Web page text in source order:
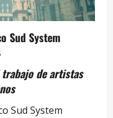
Sud System
de artistas
Sud System